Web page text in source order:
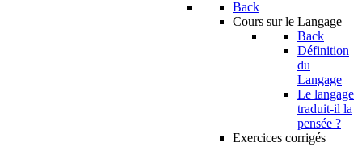
Back
Cours sur le Langage
Back
Définition
du
Langage
Le langage
traduit-il la
pensée ?
Exercices corrigés